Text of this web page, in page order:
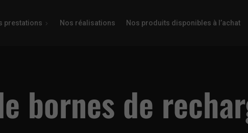
prestations Nos réalisations Nos produits disponibles à l’achat
bornes de